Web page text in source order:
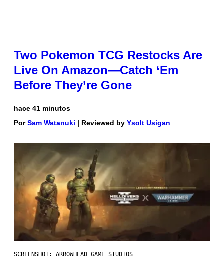
Two Pokemon TCG Restocks Are
Live On Amazon—Catch ‘Em
Before They’re Gone
hace 41 minutos
PorSam Watanuki | Reviewed by Ysolt Usigan
SCREENSHOT: ARROWHEAD GAME STUDIOS